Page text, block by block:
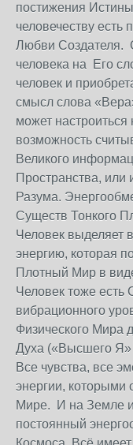
постижения
человечеству есть
Любви Создателя.
человека на Его
человек и
смысл слова
может настроиться
возможность
Великого
Пространства,
Разума.
Существ Тонкого
Человек выделяет
энергию, которая
Плотный Мир в
Человек тоже
вибрационного
Физического Мира
Духа («Высшего Я»
Все чувства, все
энергии, которыми
Мире. И на Земле
постоянный